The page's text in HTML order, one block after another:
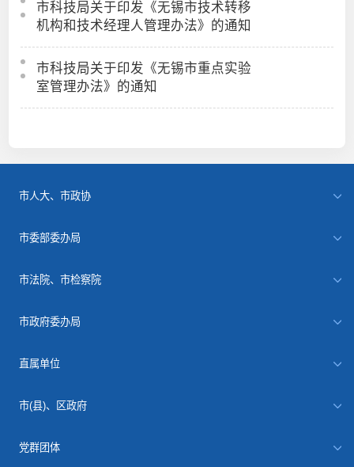
市科技局关于印发《无锡市技术转移
机构和技术经理人管理办法》的通知
市科技局关于印发《无锡市重点实验
室管理办法》的通知
市人大、市政协
市委部委办局
市法院、市检察院
市政府委办局
直属单位
市(县)、区政府
党群团体